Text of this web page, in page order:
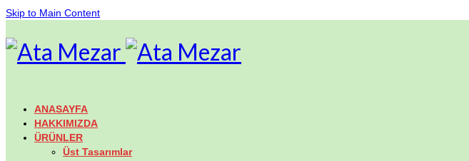
Skip to Main Content
ANASAYFA
HAKKIMIZDA
ÜRÜNLER
Üst Tasarımlar